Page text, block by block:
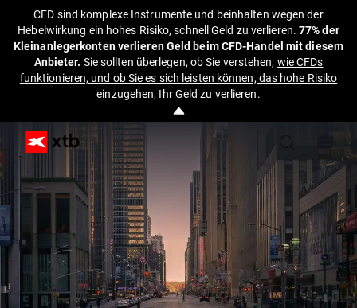
CFD sind komplexe Instrumente und beinhalten wegen der
Hebelwirkung ein hohes Risiko, schnell Geld zu verlieren.77% der
Kleinanlegerkonten verlieren Geld beim CFD-Handel mit diesem
Anbieter. Sie sollten überlegen, ob Sie verstehen, wie CFDs
funktionieren, und ob Sie es sich leisten können, das hohe Risiko
einzugehen, Ihr Geld zu verlieren.